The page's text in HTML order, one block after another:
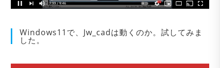
Windows11で、Jw_cadは動くのか。試してみま
した。